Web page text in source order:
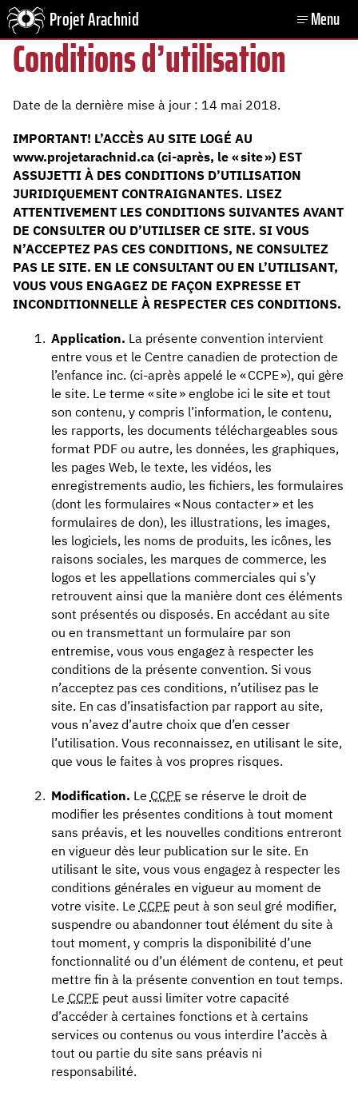
Projet Arachnid OpenMenu
Conditions d’utilisation
Date de la dernière mise à jour : 14 mai 2018.
IMPORTANT! L’ACCÈS AU SITE LOGÉ AU
www.projetarachnid.ca (ci-après, le « site ») EST
ASSUJETTI À DES CONDITIONS D’UTILISATION
JURIDIQUEMENT CONTRAIGNANTES. LISEZ
ATTENTIVEMENT LES CONDITIONS SUIVANTES AVANT
DE CONSULTER OU D’UTILISER CE SITE. SI VOUS
N’ACCEPTEZ PAS CES CONDITIONS, NE CONSULTEZ
PAS LE SITE. EN LE CONSULTANT OU EN L’UTILISANT,
VOUS VOUS ENGAGEZ DE FAÇON EXPRESSE ET
INCONDITIONNELLE À RESPECTER CES CONDITIONS.
Application. La présente convention intervient
entre vous et le Centre canadien de protection de
l’enfance inc. (ci-après appelé le « CCPE »), qui gère
le site. Le terme « site » englobe ici le site et tout
son contenu, y compris l’information, le contenu,
les rapports, les documents téléchargeables sous
format PDF ou autre, les données, les graphiques,
les pages Web, le texte, les vidéos, les
enregistrements audio, les fichiers, les formulaires
(dont les formulaires « Nous contacter » et les
formulaires de don), les illustrations, les images,
les logiciels, les noms de produits, les icônes, les
raisons sociales, les marques de commerce, les
logos et les appellations commerciales qui s’y
retrouvent ainsi que la manière dont ces éléments
sont présentés ou disposés. En accédant au site
ou en transmettant un formulaire par son
entremise, vous vous engagez à respecter les
conditions de la présente convention. Si vous
n’acceptez pas ces conditions, n’utilisez pas le
site. En cas d’insatisfaction par rapport au site,
vous n’avez d’autre choix que d’en cesser
l’utilisation. Vous reconnaissez, en utilisant le site,
que vous le faites à vos propres risques.
Modification. Le CCPEse réserve le droit de
modifier les présentes conditions à tout moment
sans préavis, et les nouvelles conditions entreront
en vigueur dès leur publication sur le site. En
utilisant le site, vous vous engagez à respecter les
conditions générales en vigueur au moment de
votre visite. Le CCPEpeut à son seul gré modifier,
suspendre ou abandonner tout élément du site à
tout moment, y compris la disponibilité d’une
fonctionnalité ou d’un élément de contenu, et peut
mettre fin à la présente convention en tout temps.
Le CCPEpeut aussi limiter votre capacité
d’accéder à certaines fonctions et à certains
services ou contenus ou vous interdire l’accès à
tout ou partie du site sans préavis ni
responsabilité.